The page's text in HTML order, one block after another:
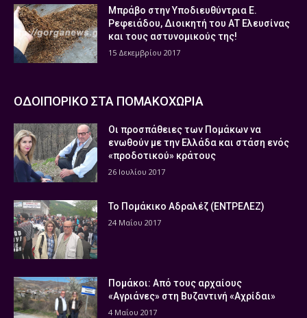
Μπράβο στην Υποδιευθύντρια Ε.
Ρεφειάδου, Διοικητή του ΑΤ Ελευσίνας
και τους αστυνομικούς της!
15 Δεκεμβρίου 2017
ΟΔΟΙΠΟΡΙΚΟ ΣΤΑ ΠΟΜΑΚΟΧΩΡΙΑ
Οι προσπάθειες των Πομάκων να
ενωθούν με την Ελλάδα και στάση ενός
«προδοτικού» κράτους
26 Ιουλίου 2017
Το Πομάκικο Αδραλέζ (ΕΝΤΡΕΛΕΖ)
24 Μαΐου 2017
Πομάκοι: Από τους αρχαίους
«Αγριάνες» στη Βυζαντινή «Αχρίδαι»
4 Μαΐου 2017